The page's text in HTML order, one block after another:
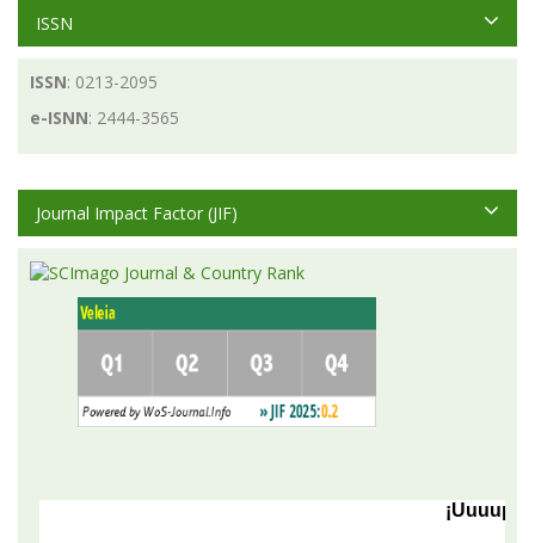
ISSN
ISSN: 0213-2095
e-ISNN: 2444-3565
Journal Impact Factor (JIF)